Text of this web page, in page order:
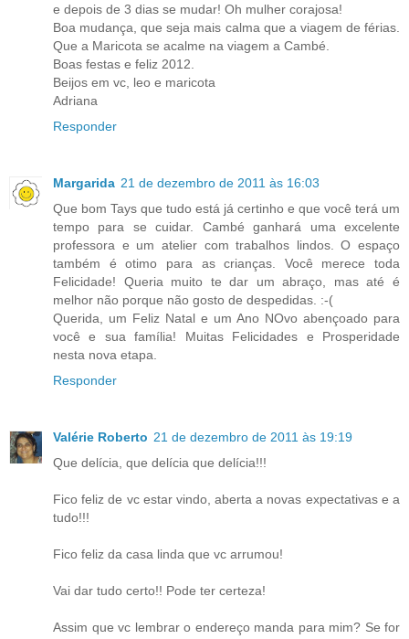
e depois de 3 dias se mudar! Oh mulher corajosa!
Boa mudança, que seja mais calma que a viagem de férias.
Que a Maricota se acalme na viagem a Cambé.
Boas festas e feliz 2012.
Beijos em vc, leo e maricota
Adriana
Responder
Margarida 21 de dezembro de 2011 às 16:03
Que bom Tays que tudo está já certinho e que você terá um
tempo para se cuidar. Cambé ganhará uma excelente
professora e um atelier com trabalhos lindos. O espaço
também é otimo para as crianças. Você merece toda
Felicidade! Queria muito te dar um abraço, mas até é
melhor não porque não gosto de despedidas. :-(
Querida, um Feliz Natal e um Ano NOvo abençoado para
você e sua família! Muitas Felicidades e Prosperidade
nesta nova etapa.
Responder
Valérie Roberto 21 de dezembro de 2011 às 19:19
Que delícia, que delícia que delícia!!!
Fico feliz de vc estar vindo, aberta a novas expectativas e a
tudo!!!
Fico feliz da casa linda que vc arrumou!
Vai dar tudo certo!! Pode ter certeza!
Assim que vc lembrar o endereço manda para mim? Se for